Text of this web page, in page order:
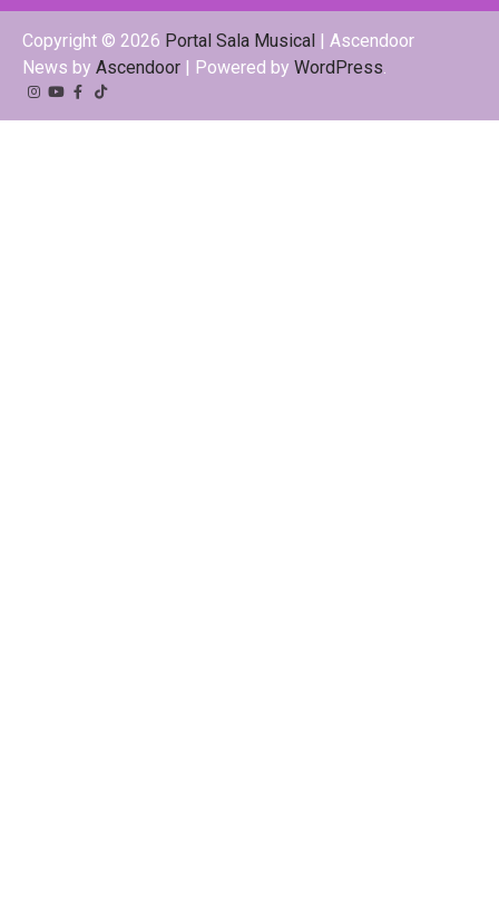
Copyright © 2026 Portal Sala Musical | Ascendoor
News by Ascendoor | Powered by WordPress.
Instagram
YouTube
Facebook
Tiktok